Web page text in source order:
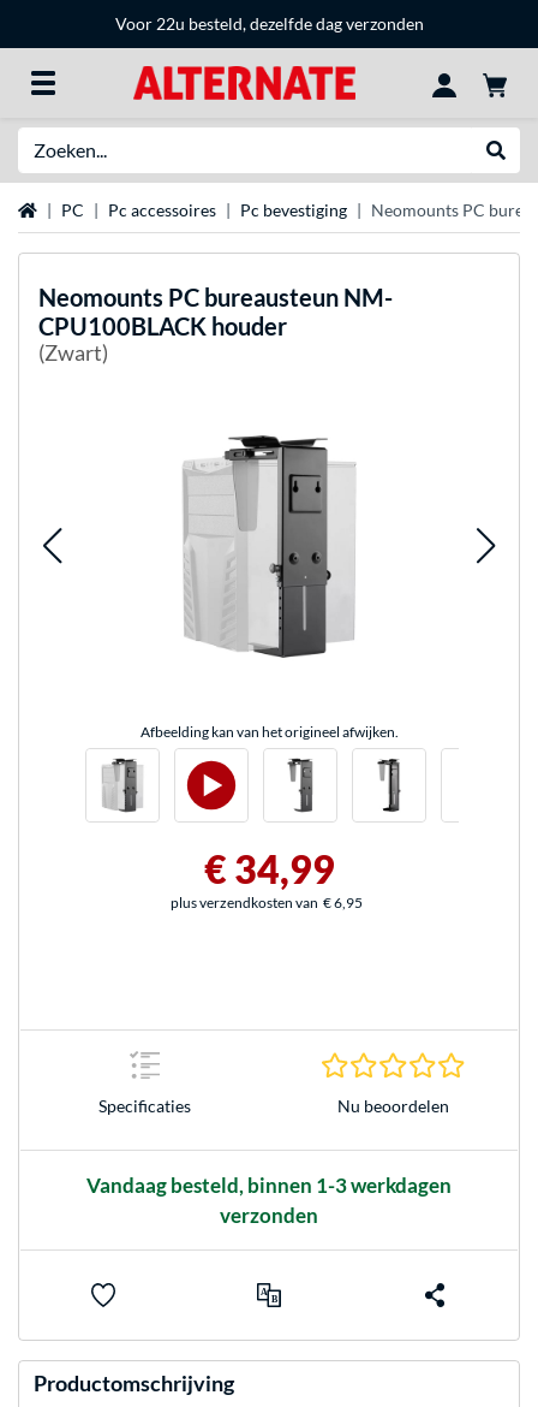
Voor 22u besteld, dezelfde dag verzonden
Home PC Pc accessoires Pc bevestiging Neomounts PC
Neomounts PC bureausteun NM-
CPU100BLACK houder
(Zwart)
Afbeelding kan van het origineel afwijken.
€ 34,99
plus verzendkosten van € 6,95
Specificaties Nu beoordelen
Vandaag besteld, binnen 1-3 werkdagen
verzonden
Productomschrijving